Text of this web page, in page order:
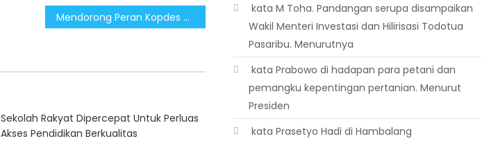
Mendorong Peran Kopdes Sebagai Basis Ekonomi Lokal Produktif
Sekolah Rakyat Dipercepat Untuk Perluas
Akses Pendidikan Berkualitas
 kata M Toha. Pandangan serupa disampaikan
Wakil Menteri Investasi dan Hilirisasi Todotua
Pasaribu. Menurutnya
 kata Prabowo di hadapan para petani dan
pemangku kepentingan pertanian. Menurut
Presiden
 kata Prasetyo Hadi di Hambalang